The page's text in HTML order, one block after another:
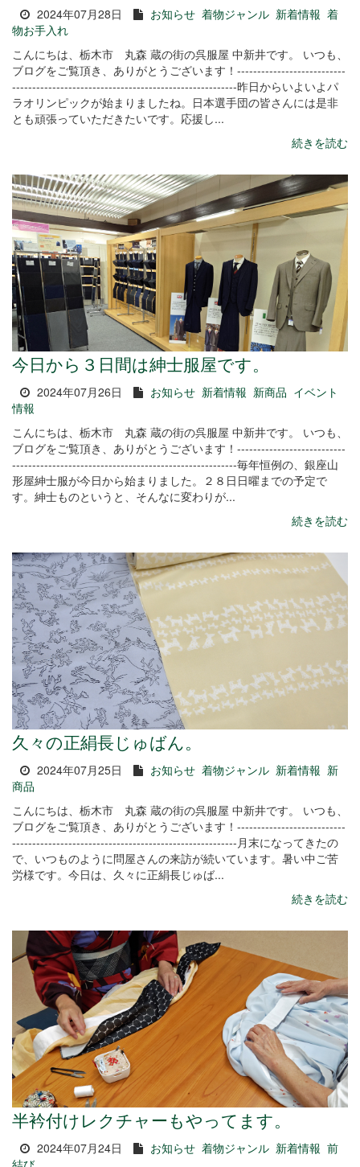
2024年07月28日 お知らせ 着物ジャンル 新着情報 着
物お手入れ
こんにちは、栃木市 丸森 蔵の街の呉服屋 中新井です。 いつも、
ブログをご覧頂き、ありがとうございます！---------------------------
--------------------------------------------------------昨日からいよいよパ
ラオリンピックが始まりましたね。日本選手団の皆さんには是非
とも頑張っていただきたいです。応援し...
続きを読む
今日から３日間は紳士服屋です。
2024年07月26日 お知らせ 新着情報 新商品 イベント
情報
こんにちは、栃木市 丸森 蔵の街の呉服屋 中新井です。 いつも、
ブログをご覧頂き、ありがとうございます！---------------------------
--------------------------------------------------------毎年恒例の、銀座山
形屋紳士服が今日から始まりました。２８日日曜までの予定で
す。紳士ものというと、そんなに変わりが...
続きを読む
久々の正絹長じゅばん。
2024年07月25日 お知らせ 着物ジャンル 新着情報 新
商品
こんにちは、栃木市 丸森 蔵の街の呉服屋 中新井です。 いつも、
ブログをご覧頂き、ありがとうございます！---------------------------
--------------------------------------------------------月末になってきたの
で、いつものように問屋さんの来訪が続いています。暑い中ご苦
労様です。今日は、久々に正絹長じゅば...
続きを読む
半衿付けレクチャーもやってます。
2024年07月24日 お知らせ 着物ジャンル 新着情報 前